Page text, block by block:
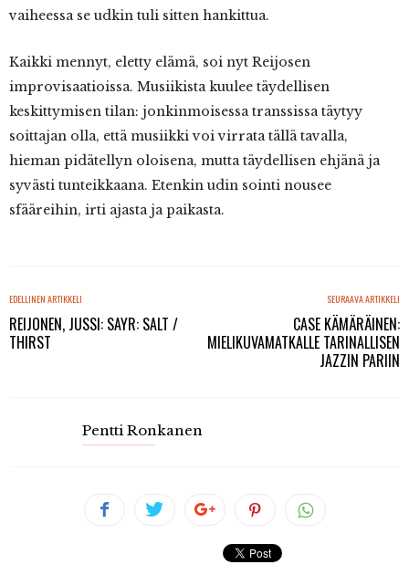
vaiheessa se udkin tuli sitten hankittua.
Kaikki mennyt, eletty elämä, soi nyt Reijosen
improvisaatioissa. Musiikista kuulee täydellisen
keskittymisen tilan: jonkinmoisessa transsissa täytyy
soittajan olla, että musiikki voi virrata tällä tavalla,
hieman pidätellyn oloisena, mutta täydellisen ehjänä ja
syvästi tunteikkaana. Etenkin udin sointi nousee
sfääreihin, irti ajasta ja paikasta.
EDELLINEN ARTIKKELI
REIJONEN, JUSSI: SAYR: SALT /
THIRST
SEURAAVA ARTIKKELI
CASE KÄMÄRÄINEN:
MIELIKUVAMATKALLE TARINALLISEN
JAZZIN PARIIN
Pentti Ronkanen